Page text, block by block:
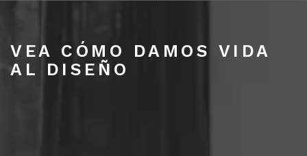
VEA CÓMO DAMOS VIDA
AL DISEÑO